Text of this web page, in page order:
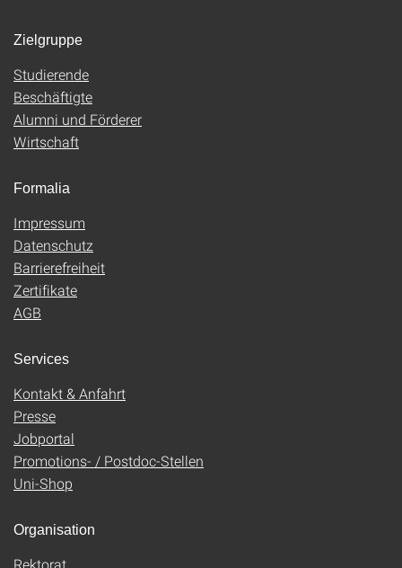
Zielgruppe
Studierende
Beschäftigte
Alumni und Förderer
Wirtschaft
Formalia
Impressum
Datenschutz
Barrierefreiheit
Zertifikate
AGB
Services
Kontakt & Anfahrt
Presse
Jobportal
Promotions- / Postdoc-Stellen
Uni-Shop
Organisation
Rektorat